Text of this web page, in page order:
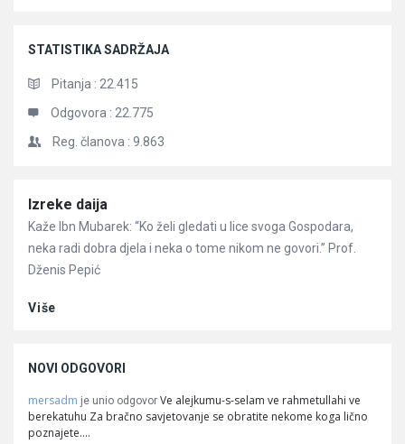
STATISTIKA SADRŽAJA
Pitanja : 22.415
Odgovora : 22.775
Reg. članova : 9.863
Članci
Izreke daija
Kaže Ibn Mubarek: “Ko želi gledati u lice svoga Gospodara,
neka radi dobra djela i neka o tome nikom ne govori.” Prof.
Dženis Pepić
Više
NOVI ODGOVORI
mersadm je unio odgovor Ve alejkumu-s-selam ve rahmetullahi ve
berekatuhu Za bračno savjetovanje se obratite nekome koga lično
poznajete.…